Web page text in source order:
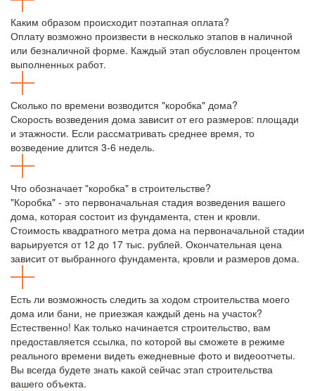
Каким образом происходит поэтапная оплата?
Оплату возможно произвести в несколько этапов в наличной
или безналичной форме. Каждый этап обусловлен процентом
выполненных работ.
Сколько по времени возводится "коробка" дома?
Скорость возведения дома зависит от его размеров: площади
и этажности. Если рассматривать среднее время, то
возведение длится 3-6 недель.
Что обозначает "коробка" в строительстве?
"Коробка" - это первоначальная стадия возведения вашего
дома, которая состоит из фундамента, стен и кровли.
Стоимость квадратного метра дома на первоначальной стадии
варьируется от 12 до 17 тыс. рублей. Окончательная цена
зависит от выбранного фундамента, кровли и размеров дома.
Есть ли возможность следить за ходом строительства моего
дома или бани, не приезжая каждый день на участок?
Естественно! Как только начинается строительство, вам
предоставляется ссылка, по которой вы сможете в режиме
реального времени видеть ежедневные фото и видеоотчеты.
Вы всегда будете знать какой сейчас этап строительства
вашего объекта.